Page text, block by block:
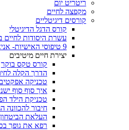
ריטריט יום
מקפצה לחיים
קורסים דיגיטליים
קורס הדגל הדיגיטלי
עשרת היסודות לחיים
9 טיפוסי האישיות- אניאגרם
יצירת חיים מיטיבים
קורס טקס בוקר
הדרך הקלה
טכניקה
איך סוף סוף
טכניקת הילד
חיבור להכוונה
העלאת הביטחון
רפא את גופך